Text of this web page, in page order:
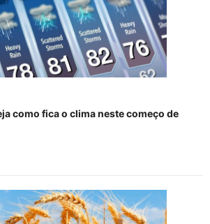
como fica o clima neste começo de